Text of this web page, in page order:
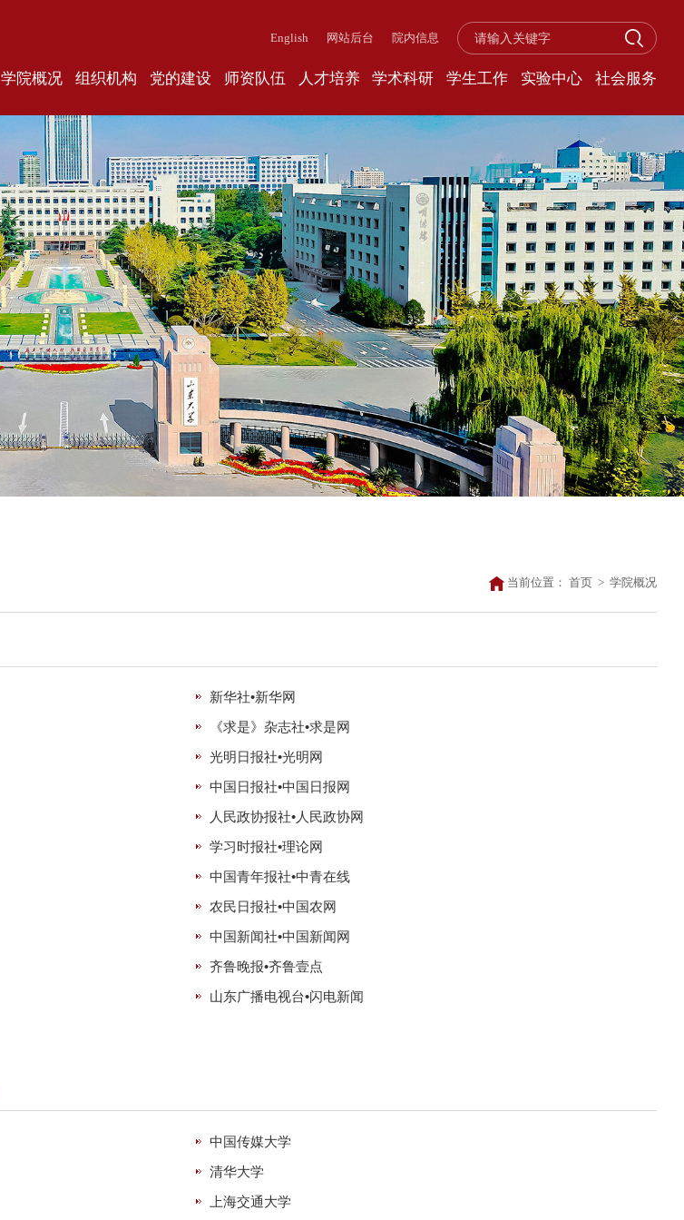
English 网站后台 院内信息
学院概况 组织机构 党的建设 师资队伍 人才培养 学术科研 学生工作 实验中心 社会服务
当前位置： 首页 > 学院概况
新华社•新华网
《求是》杂志社•求是网
光明日报社•光明网
中国日报社•中国日报网
人民政协报社•人民政协网
学习时报社•理论网
中国青年报社•中青在线
农民日报社•中国农网
中国新闻社•中国新闻网
齐鲁晚报•齐鲁壹点
山东广播电视台•闪电新闻
中国传媒大学
清华大学
上海交通大学